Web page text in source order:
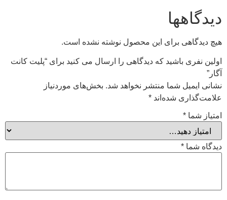
دیدگاهها
هیچ دیدگاهی برای این محصول نوشته نشده است.
اولین نفری باشید که دیدگاهی را ارسال می کنید برای “پلیت کانت
آگار”
نشانی ایمیل شما منتشر نخواهد شد. بخش‌های موردنیاز
علامت‌گذاری شده‌اند *
امتیاز شما *
دیدگاه شما *